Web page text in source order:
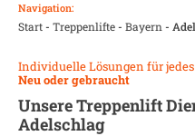
Navigation:
Start- Treppenlifte- Bayern -
Individuelle Lösungen für jedes
Neu oder gebraucht
Unsere Treppenlift
Adelschlag